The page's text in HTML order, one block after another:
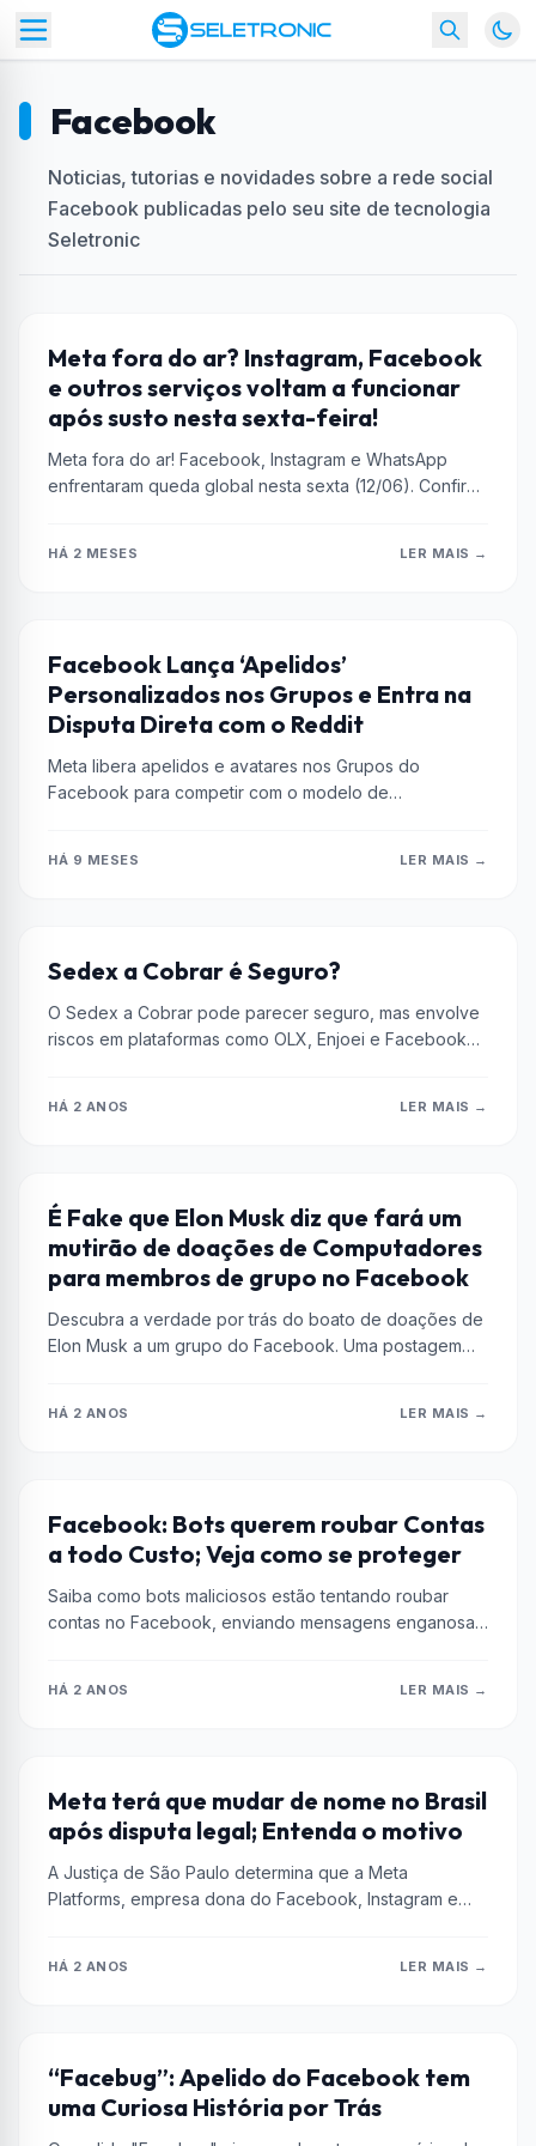
Facebook
Noticias, tutorias e novidades sobre a rede social
Facebook publicadas pelo seu site de tecnologia
Seletronic
FACEBOOK
Meta fora do ar? Instagram, Facebook
e outros serviços voltam a funcionar
após susto nesta sexta-feira!
Meta fora do ar! Facebook, Instagram e WhatsApp
enfrentaram queda global nesta sexta (12/06). Confira
HÁ 2 MESES LER MAIS →
FACEBOOK
Facebook Lança ‘Apelidos’
Personalizados nos Grupos e Entra na
Disputa Direta com o Reddit
Meta libera apelidos e avatares nos Grupos do
Facebook para competir com o modelo de
HÁ 9 MESES LER MAIS →
CORREIOS
Sedex a Cobrar é Seguro?
O Sedex a Cobrar pode parecer seguro, mas envolve
riscos em plataformas como OLX, Enjoei e Facebook
HÁ 2 ANOS LER MAIS →
COMPUTADOR
É Fake que Elon Musk diz que fará um
mutirão de doações de Computadores
para membros de grupo no Facebook
Descubra a verdade por trás do boato de doações de
Elon Musk a um grupo do Facebook. Uma postagem
HÁ 2 ANOS LER MAIS →
DICAS
Facebook: Bots querem roubar Contas
a todo Custo; Veja como se proteger
Saiba como bots maliciosos estão tentando roubar
contas no Facebook, enviando mensagens enganosas
HÁ 2 ANOS LER MAIS →
CURIOSIDADES
Meta terá que mudar de nome no Brasil
após disputa legal; Entenda o motivo
A Justiça de São Paulo determina que a Meta
Platforms, empresa dona do Facebook, Instagram e
HÁ 2 ANOS LER MAIS →
FACEBOOK
“Facebug”: Apelido do Facebook tem
uma Curiosa História por Trás